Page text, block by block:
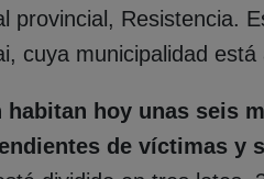
provincial, Resistencia.
cuya municipalidad
habitan hoy unas seis
de víctimas y